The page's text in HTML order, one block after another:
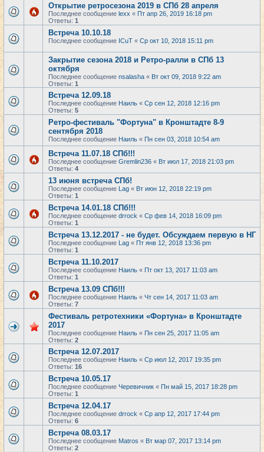
Открытие ретросезона 2019 в СПб 28 апреля
Последнее сообщение lexx « Пт апр 26, 2019 16:18 pm
Ответы: 1
Встреча 10.10.18
Последнее сообщение ICuT « Ср окт 10, 2018 15:11 pm
Закрытие сезона 2018 и Ретро-ралли в СПб 13
октября
Последнее сообщение nsalasha « Вт окт 09, 2018 9:22 am
Ответы: 1
Встреча 12.09.18
Последнее сообщение Наиль « Ср сен 12, 2018 12:16 pm
Ответы: 5
Ретро-фестиваль "Фортуна" в Кронштадте 8-9
сентября 2018
Последнее сообщение Наиль « Пн сен 03, 2018 10:54 am
Встреча 11.07.18 СПб!!!
Последнее сообщение Gremlin236 « Вт июл 17, 2018 21:03 pm
Ответы: 4
13 июня встреча СПб!
Последнее сообщение Lag « Вт июн 12, 2018 22:19 pm
Ответы: 1
Встреча 14.01.18 СПб!!!
Последнее сообщение drrock « Ср фев 14, 2018 16:09 pm
Ответы: 1
Встреча 13.12.2017 - не будет. Обсуждаем первую в НГ
Последнее сообщение Lag « Пт янв 12, 2018 13:36 pm
Ответы: 1
Встреча 11.10.2017
Последнее сообщение Наиль « Пт окт 13, 2017 11:03 am
Ответы: 1
Встреча 13.09 СПб!!!
Последнее сообщение Наиль « Чт сен 14, 2017 11:03 am
Ответы: 7
Фестиваль ретротехники «Фортуна» в Кронштадте
2017
Последнее сообщение Наиль « Пн сен 25, 2017 11:05 am
Ответы: 2
Встреча 12.07.2017
Последнее сообщение Наиль « Ср июл 12, 2017 19:35 pm
Ответы: 16
Встреча 10.05.17
Последнее сообщение Черевичник « Пн май 15, 2017 18:28 pm
Ответы: 1
Встреча 12.04.17
Последнее сообщение drrock « Ср апр 12, 2017 17:44 pm
Ответы: 6
Встреча 08.03.17
Последнее сообщение Matros « Вт мар 07, 2017 13:14 pm
Ответы: 2